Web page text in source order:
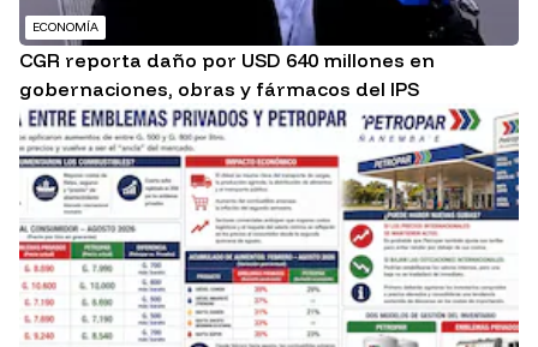
ECONOMÍA
CGR reporta daño por USD 640 millones en
gobernaciones, obras y fármacos del IPS